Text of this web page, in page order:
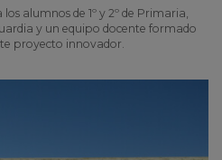
alumnos de 1º y 2º de Primaria,
y un equipo docente formado
proyecto innovador.